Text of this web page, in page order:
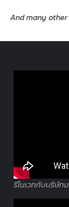
And many other
รีโนเวทกับบริษัท